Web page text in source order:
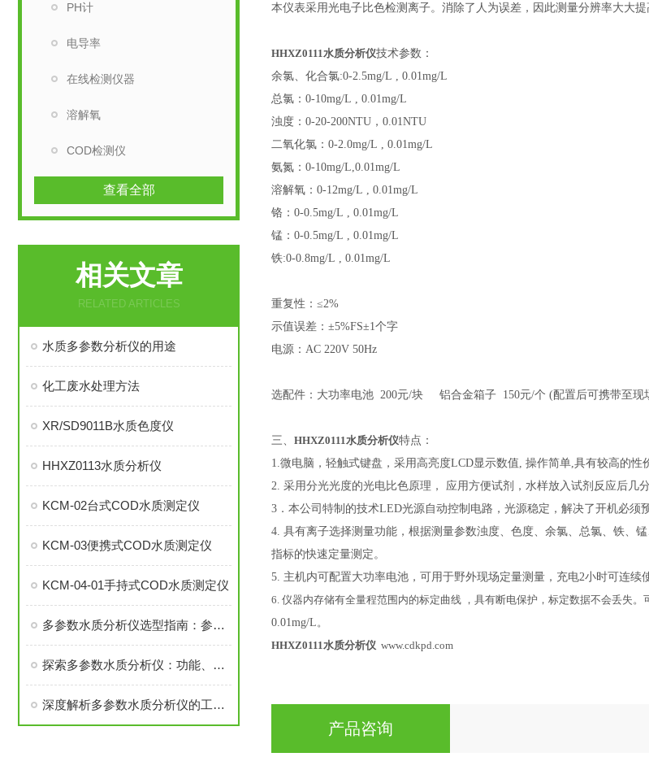
PH计
电导率
在线检测仪器
溶解氧
COD检测仪
查看全部
相关文章
RELATED ARTICLES
水质多参数分析仪的用途
化工废水处理方法
XR/SD9011B水质色度仪
HHXZ0113水质分析仪
KCM-02台式COD水质测定仪
KCM-03便携式COD水质测定仪
KCM-04-01手持式COD水质测定仪
多参数水质分析仪选型指南：参数覆盖、精度与成本的平衡术
探索多参数水质分析仪：功能、应用与优势
深度解析多参数水质分析仪的工作原理与性能优势
本仪表采用光电子比色检测离子。消除了人为误差，因此测量分辨率大大提
HHXZ0111水质分析仪技术参数：
余氯、化合氯:0-2.5mg/L , 0.01mg/L
总氯： 0-10mg/L , 0.01mg/L
浊度： 0-20-200NTU ， 0.01NTU
二氧化氯： 0-2.0mg/L , 0.01mg/L
氨氮： 0-10mg/L,0.01mg/L
溶解氧： 0-12mg/L , 0.01mg/L
铬： 0-0.5mg/L , 0.01mg/L
锰： 0-0.5mg/L , 0.01mg/L
铁:0-0.8mg/L , 0.01mg/L
重复性：≤2%
示值误差：±5%FS±1个字
电源： AC 220V 50Hz
选配件：大功率电池 200元/块 铝合金箱子 150元/个 (配置后可携带至现
三、 HHXZ0111水质分析仪特点：
1.微电脑，轻触式键盘，采用高亮度LCD显示数值, 操作简单,具有较高的性
2. 采用分光光度的光电比色原理， 应用方便试剂，水样放入试剂反应后几
3．本公司特制的技术LED光源自动控制电路，光源稳定，解决了开机必须
4. 具有离子选择测量功能，根据测量参数浊度、色度、余氯、总氯、铁、
指标的快速定量测定。
5. 主机内可配置大功率电池，可用于野外现场定量测量，充电2小时可连续
6. 仪器内存储有全量程范围内的标定曲线 ，具有断电保护，标定数据不会丢失。
0.01mg/L。
HHXZ0111水质分析仪 www.cdkpd.com
产品咨询